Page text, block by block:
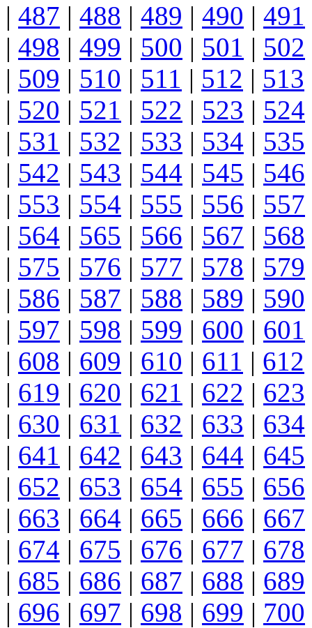
| 487 | 488 | 489 | 490 | 491
| 498 | 499 | 500 | 501 | 502
| 509 | 510 | 511 | 512 | 513
| 520 | 521 | 522 | 523 | 524
| 531 | 532 | 533 | 534 | 535
| 542 | 543 | 544 | 545 | 546
| 553 | 554 | 555 | 556 | 557
| 564 | 565 | 566 | 567 | 568
| 575 | 576 | 577 | 578 | 579
| 586 | 587 | 588 | 589 | 590
| 597 | 598 | 599 | 600 | 601
| 608 | 609 | 610 | 611 | 612
| 619 | 620 | 621 | 622 | 623
| 630 | 631 | 632 | 633 | 634
| 641 | 642 | 643 | 644 | 645
| 652 | 653 | 654 | 655 | 656
| 663 | 664 | 665 | 666 | 667
| 674 | 675 | 676 | 677 | 678
| 685 | 686 | 687 | 688 | 689
| 696 | 697 | 698 | 699 | 700